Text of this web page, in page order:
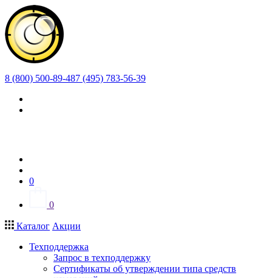
8 (800) 500-89-487 (495) 783-56-39
0
0
Каталог Акции
Техподдержка
Запрос в техподдержку
Сертификаты об утверждении типа средств